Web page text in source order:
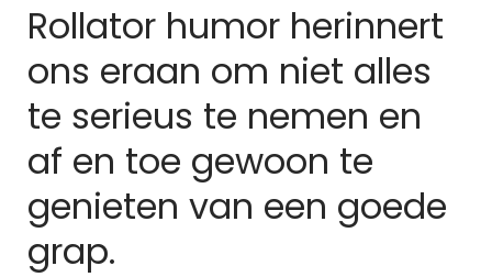
Rollator humor herinnert
ons eraan om niet alles
te serieus te nemen en
af en toe gewoon te
genieten van een goede
grap.